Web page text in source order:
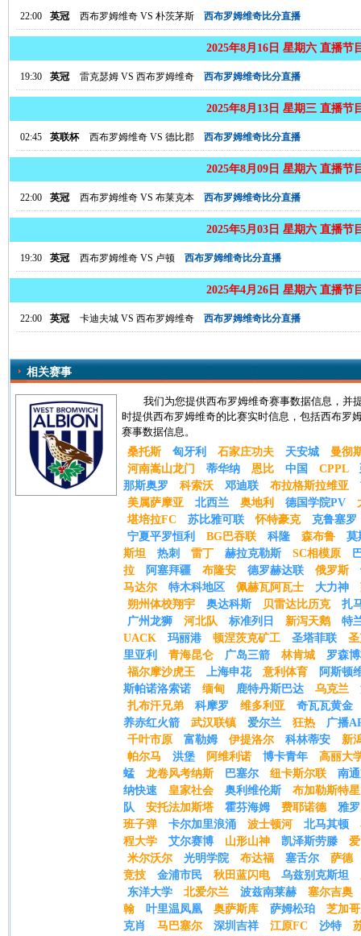
22:00 英冠 西布罗姆维奇 VS 朴茨茅斯 西布罗姆维奇比分直播
2025年8月16日 星期六 直播节
19:30 英冠 雷克瑟姆 VS 西布罗姆维奇 西布罗姆维奇比分直播
2025年8月13日 星期三 直播节
02:45 英联杯 西布罗姆维奇 VS 德比郡 西布罗姆维奇比分直播
2025年8月09日 星期六 直播节
22:00 英冠 西布罗姆维奇 VS 布莱克本 西布罗姆维奇比分直播
2025年5月03日 星期六 直播节
19:30 英冠 西布罗姆维奇 VS 卢顿 西布罗姆维奇比分直播
2025年4月26日 星期六 直播节
22:00 英冠 卡迪夫城 VS 西布罗姆维奇 西布罗姆维奇比分直播
相关赛事
我们为您提供西布罗姆维奇赛事数据信息，并
时提供西布罗姆维奇的比赛实时信息，包括西布罗
赛事数据信息。
桑托斯
匈牙利 石家庄功夫 天安城
曼彻
河南嵩山龙门
蒂华纳 恩比 中国 CPPL
那斯奥罗
科索沃 邓迪联 布拉格斯拉维亚
美属萨摩亚
北西兰 奥地利 德国学院PV
堪培拉FC
苏比雅可联 怀特豪克
克鲁塞罗
宁夏平罗恒利
BG巴吞联 科隆 森布鲁
莫
斯坦
热刺 雷丁 赫拉克勒斯 SC相模原
拉
阿塞拜疆 布隆安 德罗赫达联 俄罗斯
马达尔
特木科地区 佩赫瓦阿瓦士 大力神
朔州体校翔宇
奥达科斯 贝雷达比历克
扎
广州龙狮
河北队 标准列日 新泻天鹅
特
UACK
玛丽港 顿涅茨克矿工 圣塔菲联
里亚利
青海昆仑 广岛三箭 林肯城
罗森
福尔摩沙虎王
上海申花 意利体育
阿斯顿
斯帕诺洛索诺
缅甸 鹿特丹斯巴达 乌克兰
扎布汗兄弟
科摩罗 维多利亚
奇瓦瓦黄金
养赤红火箭
武汉联镇 爱尔兰 狂热
广播
千叶市原
富勒姆 伊提洛尔 科林蒂安
新
帕尔马
洪堡 阿维利诺 博卡青年
高丽大
蜢
龙卷风考纳斯 巴塞尔 纽卡斯尔联
南
纳快速
皇家社会 奥利维伦斯
布加勒斯特星
队
安托法加斯塔 霍芬海姆 费耶诺德
雅罗
班子弹
卡尔加里浪涌 波士顿河 北马其顿
程大学
艾尔赛博 山形山神 凯泽斯劳滕
米尔沃尔
光明学院 布达福 塞舌尔
萨德
竞技
金浦市民 秋田蓝闪电 乌兹别克斯坦
东洋大学
北爱尔兰 波兹南莱赫
塞尔吉奥
翰
叶里温凤凰 奥萨斯库 萨姆松珀
芝加
克肖
马巴塞尔 深圳吉祥 江原FC 沙特